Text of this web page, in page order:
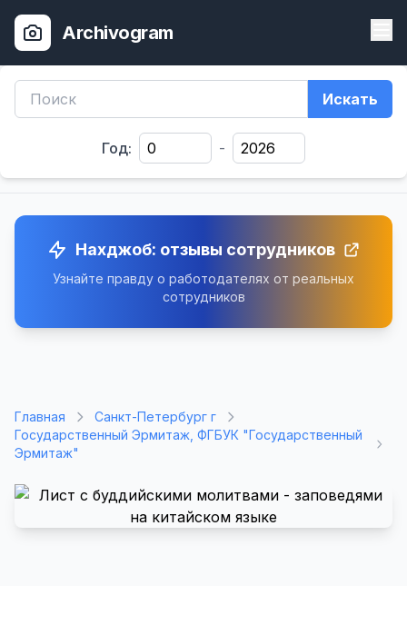
Archivogram
Искать
Год: -
Нахджоб: отзывы сотрудников
Узнайте правду о работодателях от реальных
сотрудников
Главная
Санкт-Петербург г
Государственный Эрмитаж, ФГБУК "Государственный
Эрмитаж"